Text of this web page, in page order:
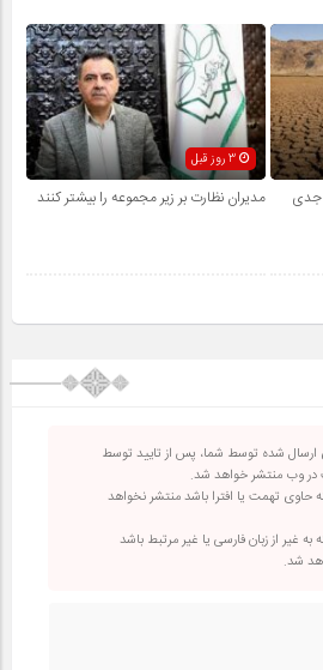
جدی
مدیران نظارت بر زیر مجموعه را بیشتر کنند
ارسال شده توسط شما، پس از تایید توسط
در وب منتشر خواهد شد.
حاوی تهمت یا افترا باشد منتشر نخواهد
به غیر از زبان فارسی یا غیر مرتبط باشد
شد.